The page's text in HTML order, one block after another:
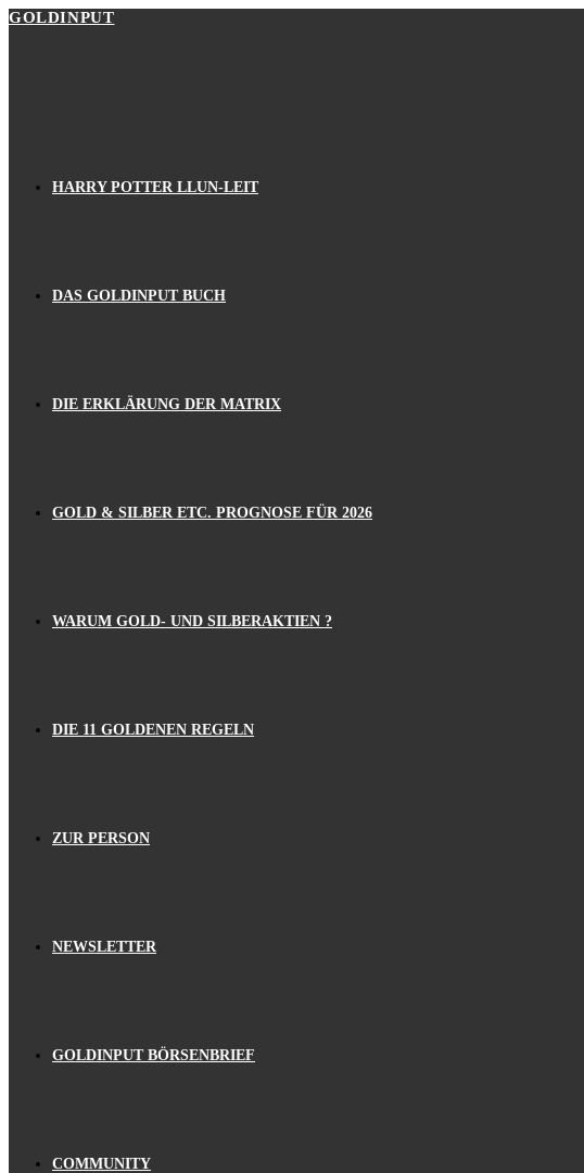
Zum
GOLDINPUT
HARRY POTTER LLUN-LEIT
DAS GOLDINPUT BUCH
DIE ERKLÄRUNG DER MATRIX
GOLD & SILBER ETC. PROGNOSE FÜR 2026
WARUM GOLD- UND SILBERAKTIEN ?
DIE 11 GOLDENEN REGELN
ZUR PERSON
NEWSLETTER
GOLDINPUT BÖRSENBRIEF
COMMUNITY